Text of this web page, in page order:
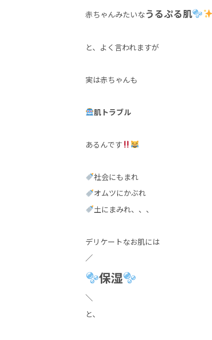
赤ちゃんみたいなうるぷる肌
と、よく言われますが
実は赤ちゃんも
肌トラブル
あるんです
社会にもまれ
オムツにかぶれ
土にまみれ、、、
デリケートなお肌には
／
保湿
＼
と、